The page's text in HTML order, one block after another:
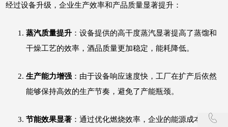
经过设备升级，企业生产效率和产品质量显著提升：
蒸汽质量提升 ：设备提供的高干度蒸汽显著提高了蒸馏和
干燥工艺的效率，酒品质量更加稳定，能耗降低。
生产能力增强 ：由于设备响应速度快，工厂在扩产后依然
能够保持高效的生产节奏，避免了产能瓶颈。
节能效果显著 ：通过优化燃烧效率，企业的能源成本有所